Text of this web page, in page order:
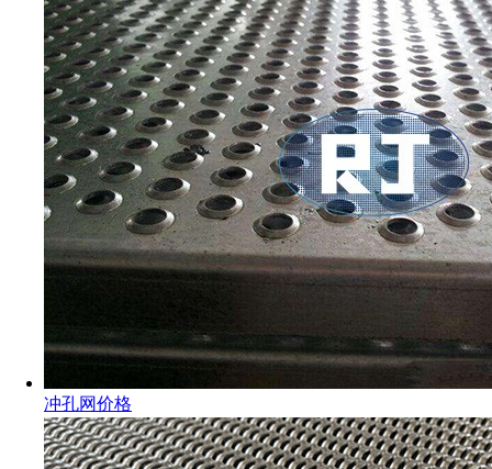
冲孔网价格